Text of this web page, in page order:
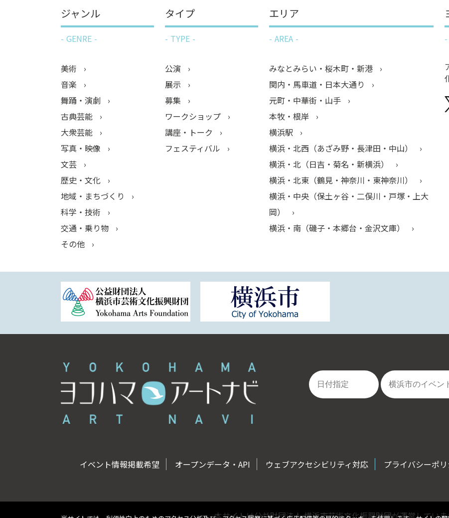
ジャンル
GENRE
美術
音楽
舞踊・演劇
古典芸能
大衆芸能
写真・映像
文芸
歴史・文化
地域・まちづくり
科学・技術
交通・乗り物
その他
タイプ
TYPE
公演
展示
募集
ワークショップ
講座・トーク
フェスティバル
エリア
AREA
みなとみらい・桜木町・新港
関内・馬車道・日本大通り
元町・中華街・山手
本牧・根岸
横浜駅
横浜・北西（あざみ野・長津田・中山）
横浜・北（日吉・菊名・新横浜）
横浜・北東（鶴見・神奈川・東神奈川）
横浜・中央（保土ヶ谷・二俣川・戸塚・上大
岡）
横浜・南（磯子・本郷台・金沢文庫）
イベント情報掲載希望 オープンデータ・API ウェブアクセシビリティ対応 プライバシーポ